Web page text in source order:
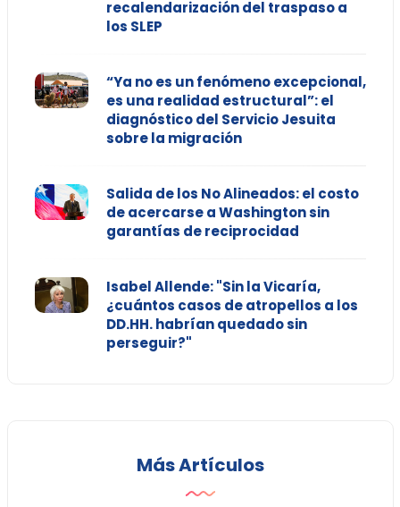
recalendarización del traspaso a
los SLEP
“Ya no es un fenómeno excepcional,
es una realidad estructural”: el
diagnóstico del Servicio Jesuita
sobre la migración
Salida de los No Alineados: el costo
de acercarse a Washington sin
garantías de reciprocidad
Isabel Allende: "Sin la Vicaría,
¿cuántos casos de atropellos a los
DD.HH. habrían quedado sin
perseguir?"
Más Artículos